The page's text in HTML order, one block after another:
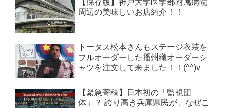
【保存版】神戸大学医学部附属病院
周辺の美味しいお店紹介！！
トータス松本さんもステージ衣装を
フルオーダーした播州織オーダーシ
ャツを注文して来ました！！(^^)v
【緊急寄稿】日本初の「監視団
体」？ 誇り高き兵庫県民が、なぜこ